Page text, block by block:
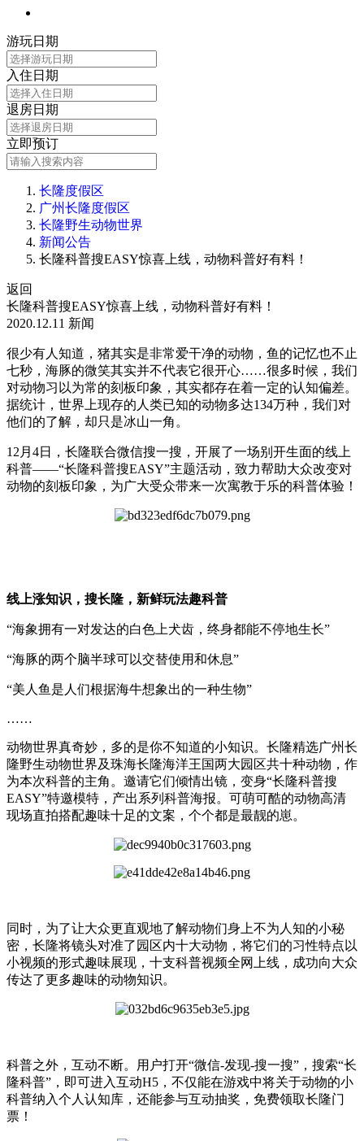
游玩日期
入住日期
退房日期
立即预订
长隆度假区
广州长隆度假区
长隆野生动物世界
新闻公告
长隆科普搜EASY惊喜上线，动物科普好有料！
返回
长隆科普搜EASY惊喜上线，动物科普好有料！
2020.12.11 新闻
很少有人知道，猪其实是非常爱干净的动物，鱼的记忆也不止
七秒，海豚的微笑其实并不代表它很开心……很多时候，我们
对动物习以为常的刻板印象，其实都存在着一定的认知偏差。
据统计，世界上现存的人类已知的动物多达134万种，我们对
他们的了解，却只是冰山一角。
12月4日，长隆联合微信搜一搜，开展了一场别开生面的线上
科普——“长隆科普搜EASY”主题活动，致力帮助大众改变对
动物的刻板印象，为广大受众带来一次寓教于乐的科普体验！
线上涨知识，搜长隆，新鲜玩法趣科普
“海象拥有一对发达的白色上犬齿，终身都能不停地生长”
“海豚的两个脑半球可以交替使用和休息”
“美人鱼是人们根据海牛想象出的一种生物”
……
动物世界真奇妙，多的是你不知道的小知识。长隆精选广州长
隆野生动物世界及珠海长隆海洋王国两大园区共十种动物，作
为本次科普的主角。邀请它们倾情出镜，变身“长隆科普搜
EASY”特邀模特，产出系列科普海报。可萌可酷的动物高清
现场直拍搭配趣味十足的文案，个个都是最靓的崽。
同时，为了让大众更直观地了解动物们身上不为人知的小秘
密，长隆将镜头对准了园区内十大动物，将它们的习性特点以
小视频的形式趣味展现，十支科普视频全网上线，成功向大众
传达了更多趣味的动物知识。
科普之外，互动不断。用户打开“微信-发现-搜一搜”，搜索“长
隆科普”，即可进入互动H5，不仅能在游戏中将关于动物的小
科普纳入个人认知库，还能参与互动抽奖，免费领取长隆门
票！